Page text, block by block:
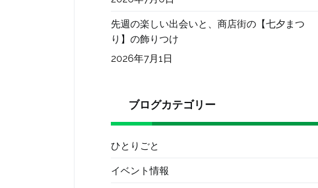
先週の楽しい出会いと、商店街の【七夕まつ
り】の飾りつけ
2026年7月1日
ブログカテゴリー
ひとりごと
イベント情報